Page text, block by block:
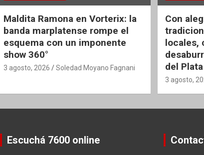
Maldita Ramona en Vorterix: la
banda marplatense rompe el
esquema con un imponente
show 360°
3 agosto, 2026 Soledad Moyano Fagnani
Con
locales,
del Plata
3 agosto,
Escuchá 7600 online